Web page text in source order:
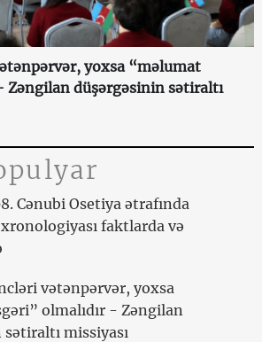
yoxsa “məlumat
Zəngilan düşərgəsinin sətiraltı
Cənubi Osetiya ətrafında
faktlarda və
vətənpərvər, yoxsa
olmalıdır - Zəngilan
missiyası